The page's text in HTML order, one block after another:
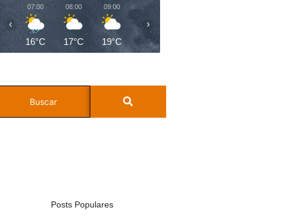
07:00
16°C
08:00
17°C
09:00
19°C
10:00
22°C
‹ ›
Posts Populares